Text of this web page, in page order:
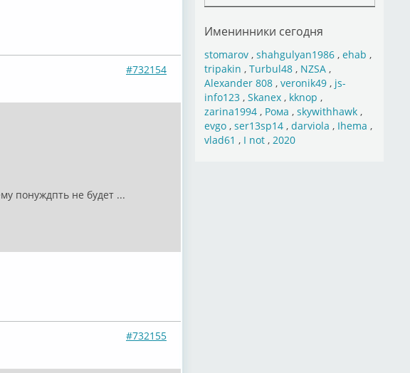
#732154
понуждпть не будет ...
#732155
Именинники сегодня
stomarov, shahgulyan1986, ehab ,
tripakin , Turbul48, NZSA,
Alexander 808, veronik49, js-
info123, Skanex, kknop ,
zarina1994, Рома , skywithhawk,
evgo, ser13sp14, darviola , Ihema ,
vlad61 , I not, 2020